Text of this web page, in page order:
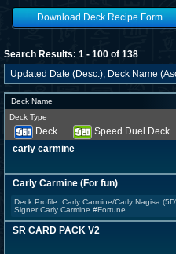
Download Deck Recipe Form
Search Results: 1 - 100 of 138
Deck Name
Deck Type
Deck Speed Duel Deck
carly carmine
Carly Carmine (For fun)
Deck Profile: Carly Carmine/Carly Nagisa
Signer Carly Carmine #Fortune ...
SR CARD PACK V2